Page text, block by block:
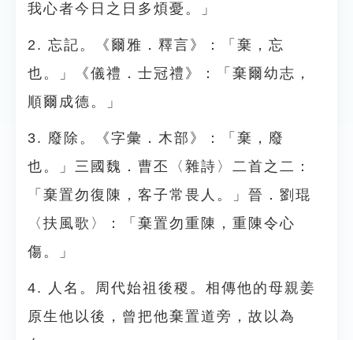
我心者今日之日多煩憂。」
2. 忘記。《爾雅．釋言》：「棄，忘
也。」《儀禮．士冠禮》：「棄爾幼志，
順爾成德。」
3. 廢除。《字彙．木部》：「棄，廢
也。」三國魏．曹丕〈雜詩〉二首之二：
「棄置勿復陳，客子常畏人。」晉．劉琨
〈扶風歌〉：「棄置勿重陳，重陳令心
傷。」
4. 人名。周代始祖後稷。相傳他的母親姜
原生他以後，曾把他棄置道旁，故以為